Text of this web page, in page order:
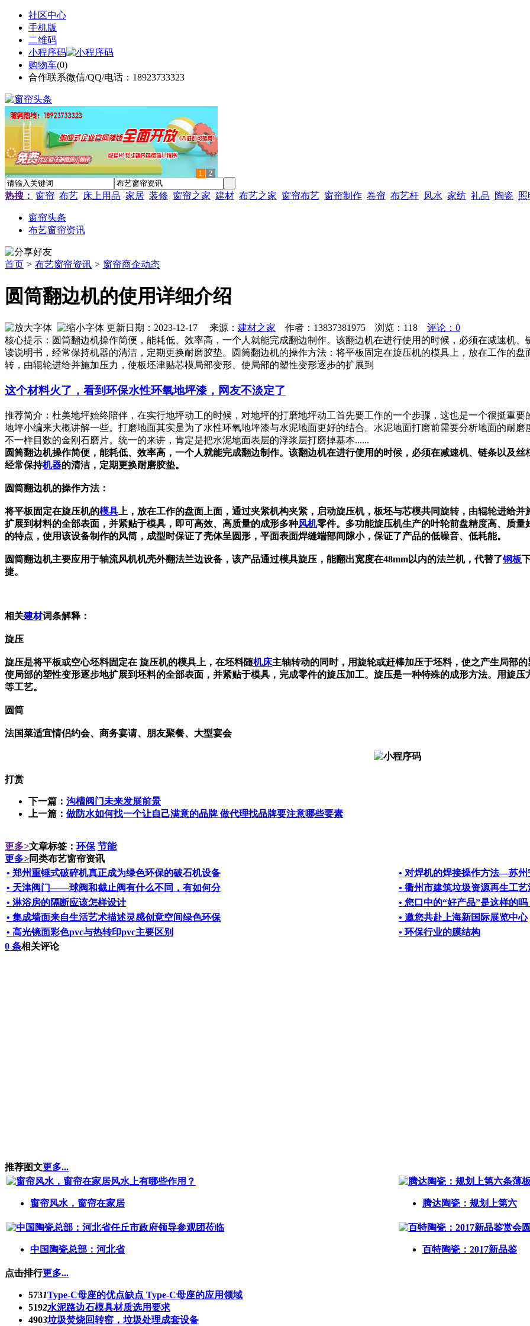
社区中心
手机版
二维码
小程序码
购物车(0)
合作联系微信/QQ/电话：18923733323
1 2
热搜： 窗帘 布艺 床上用品 家居 装修 窗帘之家 建材 布艺之家 窗帘布艺 窗帘制作 卷帘 布艺杆 风水 家纺 礼品 陶瓷 照
窗帘头条
布艺窗帘资讯
首页 > 布艺窗帘资讯 > 窗帘商企动态
圆筒翻边机的使用详细介绍
更新日期：2023-12-17 来源： 建材之家 作者：13837381975 浏览： 118
评论：0
核心提示：圆筒翻边机操作简便，能耗低、效率高，一个人就能完成翻边制作。该翻边机在进行使用的时候，必须在减速机
读说明书，经常保持机器的清洁，定期更换耐磨胶垫。圆筒翻边机的操作方法：将平板固定在旋压机的模具上，放在工作的
转，由辊轮进给并施加压力，使板坯津贴芯模局部变形、使局部的塑性变形逐步的扩展到
这个材料火了，看到环保水性环氧地坪漆，网友不淡定了
推荐简介：杜美地坪始终陪伴，在实行地坪动工的时候，对地坪的打磨地坪动工首先要工作的一个步骤，这也是一个很挺重
地坪小编来大概讲解一些。打磨地面其实是为了水性环氧地坪漆与水泥地面更好的结合。水泥地面打磨前需要分析地面的耐
不一样目数的金刚石磨片。统一的来讲，肯定是把水泥地面表层的浮浆层打磨掉基本......
圆筒翻边机操作简便，能耗低、效率高，一个人就能完成翻边制作。该翻边机在进行使用的时候，必须在减速机、链条以及
经常保持机器的清洁，定期更换耐磨胶垫。
圆筒翻边机的操作方法：
将平板固定在旋压机的模具 上，放在工作的盘面上面，通过夹紧机构夹紧，启动旋压机，板坯与芯模共同旋转，由辊轮进给
扩展到材料的全部表面，并紧贴于模具，即可高效、高质量的成形多种风机零件。多功能旋压机生产的叶轮前盘精度高、质
的特点，使用该设备制作的风筒，成型时保证了壳体呈圆形，平面表面焊缝端部间隙小，保证了产品的低噪音、低耗能。
圆筒翻边机主要应用于轴流风机机壳外翻法兰边设备，该产品通过模具旋压，能翻出宽度在48mm以内的法兰机，代替了钢板
捷。
相关建材词条解释：
旋压
旋压是将平板或空心坯料固定在 旋压机的模具上，在坯料随机床主轴转动的同时，用旋轮或赶棒加压于坯料，使之产生局部
使局部的塑性变形逐步地扩展到坯料的全部表面，并紧贴于模具，完成零件的旋压加工。旋压是一种特殊的成形方法。用旋
等工艺。
圆筒
法国菜适宜情侣约会、商务宴请、朋友聚餐、大型宴会
打赏
下一篇： 沟槽阀门未来发展前景
上一篇： 做防水如何找一个让自己满意的品牌 做代理找品牌要注意哪些要素
更多>文章标签： 环保 节能
更多>同类布艺窗帘资讯
• 郑州重锤式破碎机真正成为绿色环保的破石机设备
• 对焊机的焊接操作方法—苏州
• 天津阀门——球阀和截止阀有什么不同，有如何分
• 衢州市建筑垃圾资源再生工
• 淋浴房的隔断应该怎样设计
• 您口中的“好产品”是这样的吗
• 集成墙面来自生活艺术描述灵感创意空间绿色环保
• 邀您共赴上海新国际展览中心
• 高光镜面彩色pvc与热转印pvc主要区别
• 环保行业的膜结构
0 条相关评论
推荐图文更多...
窗帘风水，窗帘在家居 腾达陶瓷：规划上第六
中国陶瓷总部：河北省 百特陶瓷：2017新品鉴
点击排行更多...
5731Type-C母座的优点缺点 Type-C母座的应用领域
5192水泥路边石模具材质选用要求
4903垃圾焚烧回转窑，垃圾处理成套设备